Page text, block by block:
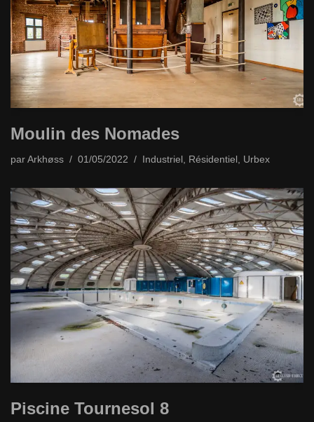
Moulin des Nomades
par Arkhøss 01/05/2022 Industriel Résidentiel Urbex
Piscine Tournesol 8